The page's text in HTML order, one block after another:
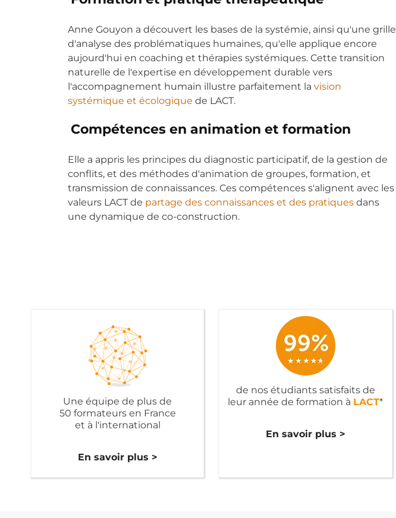
Anne Gouyon a découvert les bases de la systémie, ainsi qu'une grille
d'analyse des problématiques humaines, qu'elle applique encore
aujourd'hui en coaching et thérapies systémiques. Cette transition
naturelle de l'expertise en développement durable vers
l'accompagnement humain illustre parfaitement la vision
systémique et écologique de LACT.
Compétences en animation et formation
Elle a appris les principes du diagnostic participatif, de la gestion de
conflits, et des méthodes d'animation de groupes, formation, et
transmission de connaissances. Ces compétences s'alignent avec les
valeurs LACT de partage des connaissances et des pratiques dans
une dynamique de co-construction.
Une équipe de plus de
50 formateurs en France
et à l'international
En savoir plus >
de nos étudiants satisfaits de
leur année de formation à LACT*
En savoir plus >